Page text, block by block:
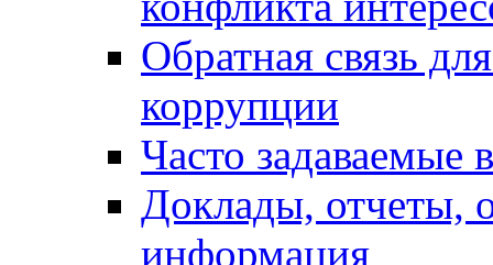
Обратная связь
коррупции
Часто задаваемые
Доклады, отчеты,
информация